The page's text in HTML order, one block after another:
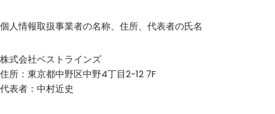
個人情報取扱事業者の名称、住所、代表者の氏名
株式会社ベストラインズ
住所：東京都中野区中野4丁目2-12 7F
代表者：中村近史